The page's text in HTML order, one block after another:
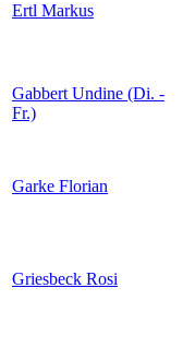
Ertl Markus
Gabbert Undine (Di. -
Fr.)
Garke Florian
Griesbeck Rosi